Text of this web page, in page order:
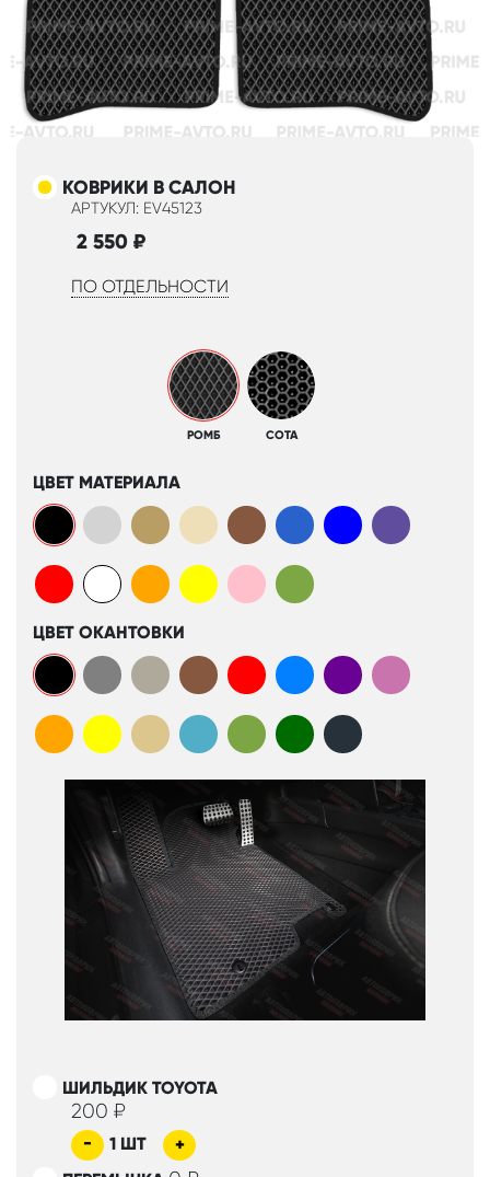
КОВРИКИ В САЛОН
АРТУКУЛ: EV45123
2 550 ₽
ПО ОТДЕЛЬНОСТИ
РОМБ СОТА
ЦВЕТ МАТЕРИАЛА
ЦВЕТ ОКАНТОВКИ
ШИЛЬДИК TOYOTA
200 ₽
- 1 ШТ
+